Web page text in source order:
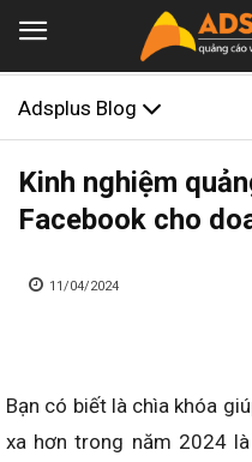
Adsplus Blog
Kinh nghiệm
Facebook cho
11/04/2024
Bạn có biết là chìa khóa
xa hơn trong năm 2024